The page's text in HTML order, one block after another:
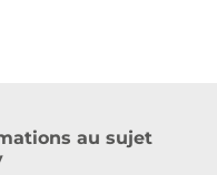
au sujet